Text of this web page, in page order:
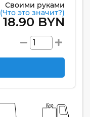
Своими руками
(Что это значит?)
18.90 BYN